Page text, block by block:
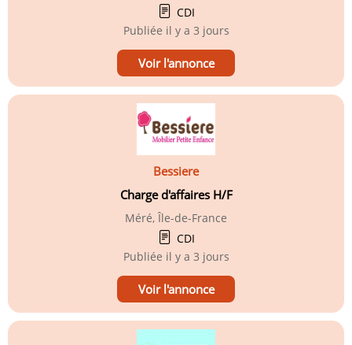
CDI
Publiée il y a 3 jours
Voir l'annonce
Bessiere
Charge d'affaires H/F
Méré, Île-de-France
CDI
Publiée il y a 3 jours
Voir l'annonce